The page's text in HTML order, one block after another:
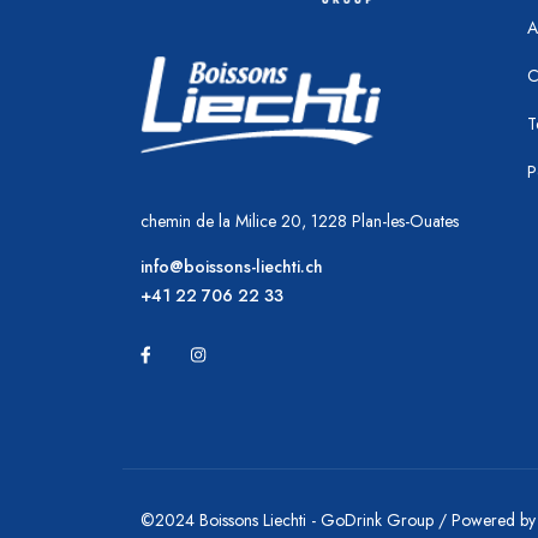
chemin de la Milice 20, 1228 Plan-les-Ouates
info@boissons-liechti.ch
+41 22 706 22 33
©2024 Boissons Liechti - GoDrink Group / Powered by